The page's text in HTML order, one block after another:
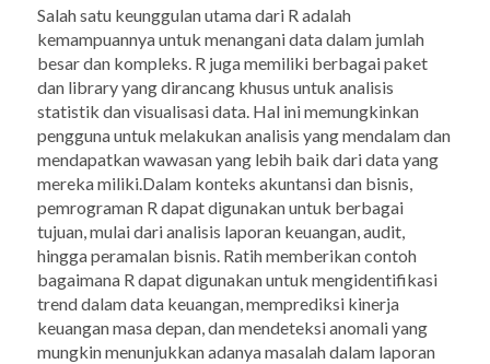
Salah satu keunggulan utama dari R adalah
kemampuannya untuk menangani data dalam jumlah
besar dan kompleks. R juga memiliki berbagai paket
dan libraryyang dirancang khusus untuk analisis
statistik dan visualisasi data. Hal ini memungkinkan
pengguna untuk melakukan analisis yang mendalam dan
mendapatkan wawasan yang lebih baik dari data yang
mereka miliki.Dalam konteks akuntansi dan bisnis,
pemrograman R dapat digunakan untuk berbagai
tujuan, mulai dari analisis laporan keuangan, audit,
hingga peramalan bisnis. Ratih memberikan contoh
bagaimana R dapat digunakan untuk mengidentifikasi
trenddalam data keuangan, memprediksi kinerja
keuangan masa depan, dan mendeteksi anomali yang
mungkin menunjukkan adanya masalah dalam laporan